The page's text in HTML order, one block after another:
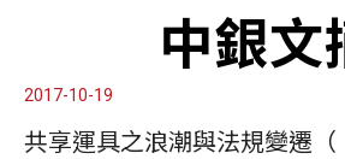
中銀文
2017-10-19
共享運具之浪潮與法規變遷（